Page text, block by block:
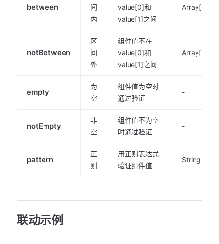
between
间
内
value[0]和
value[1]之间
Array[2]
notBetween
区
间
外
组件值不在
value[0]和
value[1]之间
Array[2]
empty
为
空
组件值为空时
通过验证
-
notEmpty
非
空
组件值不为空
时通过验证
-
pattern
正
则
用正则表达式
验证组件值
String
联动示例